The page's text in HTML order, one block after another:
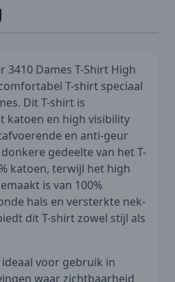
3410 Dames T-Shirt High
T-shirt speciaal
Dit T-shirt is
katoen en high visibility
en anti-geur
gedeelte van het T-
katoen, terwijl het high
is van 100%
hals en versterkte nek-
dit T-shirt zowel stijl als
ideaal voor gebruik in
waar zichtbaarheid